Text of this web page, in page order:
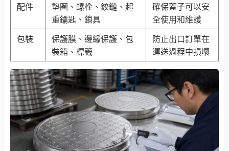
配件
墊圈、螺栓、鉸鏈、起
重鑰匙、鎖具
確保蓋子可以安
全使用和維護
包裝
保護膜、邊緣保護、包
裝箱、標籤
防止出口訂單在
運送過程中損壞